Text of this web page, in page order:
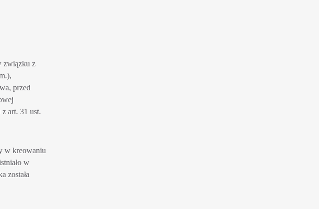
związku z
przed
art. 31 ust.
w kreowaniu
w
została